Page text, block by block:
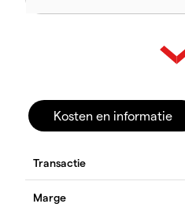
Kosten en informatie